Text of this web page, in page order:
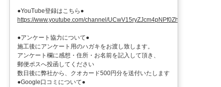
●YouTube登録はこちら●
https://www.youtube.com/channel/UCwV15ryZJcm4pNPf0ZhXu9g
●アンケート協力について●
施工後にアンケート用のハガキをお渡し致します。
アンケート欄に感想・住所・お名前を記入して頂き、
郵便ポスへ投函してください
数日後に弊社から、クオカード500円分を送付いたします
●Google口コミについて●